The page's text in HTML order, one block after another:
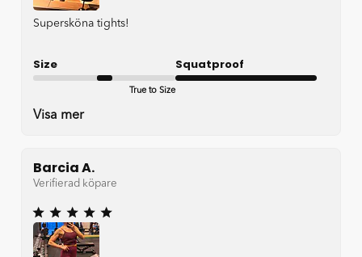
Supersköna tights!
Size
True to Size
Squatproof
Visa mer
Barcia A.
Verifierad köpare